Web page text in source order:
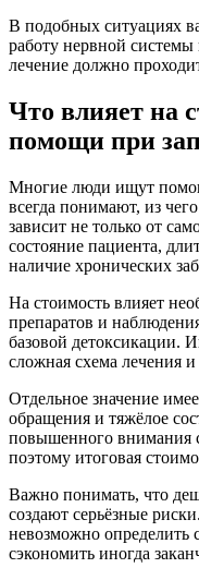
В подобных ситуациях
работу нервной
лечение должно
Что влияет на
помощи при
Многие люди ищут
всегда понимают, из
зависит не только от
состояние пациента,
наличие хронических
На стоимость влияет
препаратов и
базовой детоксикации.
сложная схема лечения
Отдельное значение
обращения и тяжёлое
повышенного внимания
поэтому итоговая
Важно понимать, что
создают серьёзные
невозможно определить
сэкономить иногда